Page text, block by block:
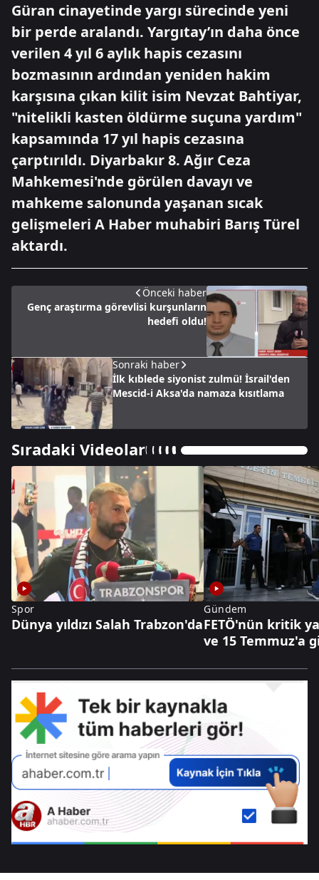
Güran cinayetinde yargı sürecinde yeni
bir perde aralandı. Yargıtay’ın daha önce
verilen 4 yıl 6 aylık hapis cezasını
bozmasının ardından yeniden hakim
karşısına çıkan kilit isim Nevzat Bahtiyar,
"nitelikli kasten öldürme suçuna yardım"
kapsamında 17 yıl hapis cezasına
çarptırıldı. Diyarbakır 8. Ağır Ceza
Mahkemesi'nde görülen davayı ve
mahkeme salonunda yaşanan sıcak
gelişmeleri A Haber muhabiri Barış Türel
aktardı.
Önceki haber
Genç araştırma görevlisi kurşunların
hedefi oldu!
Sonraki haber
İlk kıblede siyonist zulmü! İsrail'den
Mescid-i Aksa'da namaza kısıtlama
Sıradaki Videolar
Spor
Dünya yıldızı Salah Trabzon'da
Gündem
FETÖ'nün kritik
ve 15 Temmuz'a